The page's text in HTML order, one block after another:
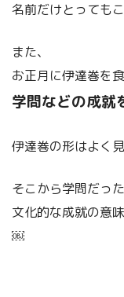
名前だけとっても
また、
お正月に伊達巻を
学問などの成就
伊達巻の形はよく
そこから学問だっ
文化的な成就の意
￼